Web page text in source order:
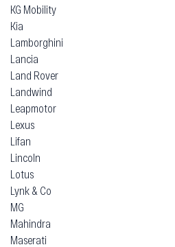
KG Mobility
Kia
Lamborghini
Lancia
Land Rover
Landwind
Leapmotor
Lexus
Lifan
Lincoln
Lotus
Lynk & Co
MG
Mahindra
Maserati